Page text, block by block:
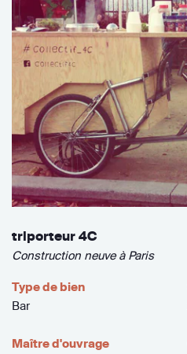
triporteur 4C
Construction neuve à Paris
Type de bien
Bar
Maître d'ouvrage